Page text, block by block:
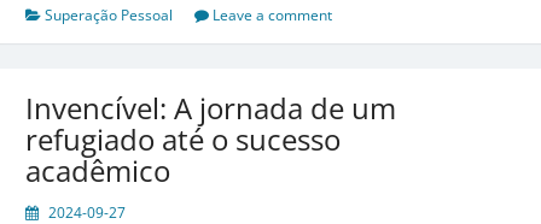
empresário
de
reviravolta
de
Carla
Superação Pessoal Leave a comment
Invencível: A jornada de um
refugiado até o sucesso
acadêmico
2024-09-27